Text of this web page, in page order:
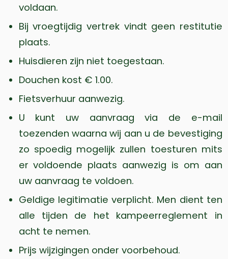
voldaan.
Bij vroegtijdig vertrek vindt geen restitutie
plaats.
Huisdieren zijn niet toegestaan.
Douchen kost € 1.00.
Fietsverhuur aanwezig.
U kunt uw aanvraag via de e-mail
toezenden waarna wij aan u de bevestiging
zo spoedig mogelijk zullen toesturen mits
er voldoende plaats aanwezig is om aan
uw aanvraag te voldoen.
Geldige legitimatie verplicht. Men dient ten
alle tijden de het kampeerreglement in
acht te nemen.
Prijs wijzigingen onder voorbehoud.